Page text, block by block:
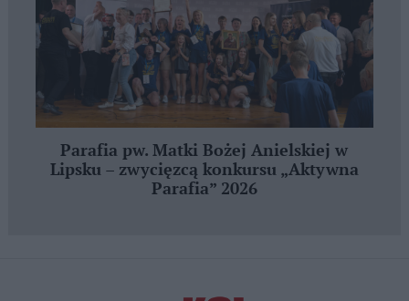
Parafia pw. Matki Bożej Anielskiej w
Lipsku – zwycięzcą konkursu „Aktywna
Parafia” 2026